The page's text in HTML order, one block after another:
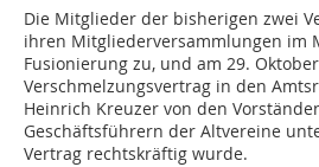
Die Mitglieder der bisherigen zwei
ihren Mitgliederversammlungen im
Fusionierung zu, und am 29.
Verschmelzungsvertrag in den
Heinrich Kreuzer von den
Geschäftsführern der Altvereine
Vertrag rechtskräftig wurde.